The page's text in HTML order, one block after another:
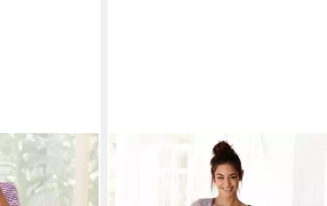
2 tlg) mit
legerer
Pyjama (Set, 2 tlg) in
melierter Qualität mit Knopfleiste
ab 39,99 €